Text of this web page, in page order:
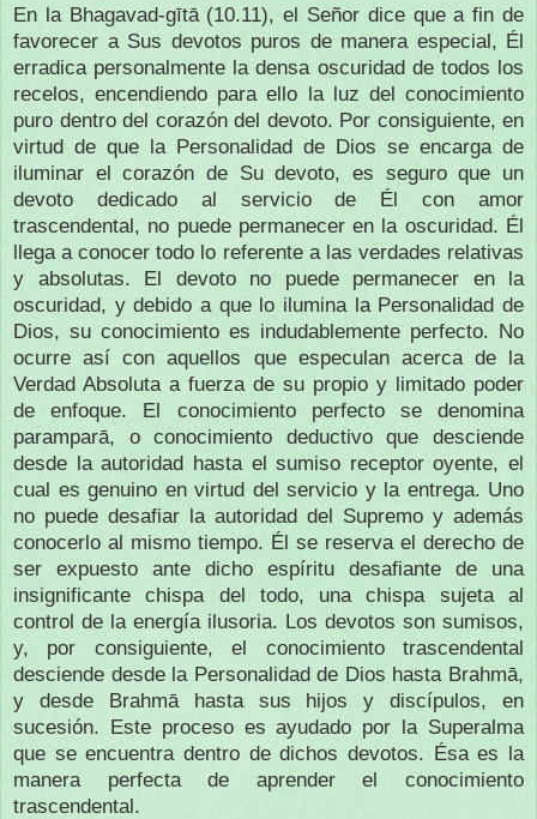
En la Bhagavad-gītā (10.11), el Señor dice que a fin de
favorecer a Sus devotos puros de manera especial, Él
erradica personalmente la densa oscuridad de todos los
recelos, encendiendo para ello la luz del conocimiento
puro dentro del corazón del devoto. Por consiguiente, en
virtud de que la Personalidad de Dios se encarga de
iluminar el corazón de Su devoto, es seguro que un
devoto dedicado al servicio de Él con amor
trascendental, no puede permanecer en la oscuridad. Él
llega a conocer todo lo referente a las verdades relativas
y absolutas. El devoto no puede permanecer en la
oscuridad, y debido a que lo ilumina la Personalidad de
Dios, su conocimiento es indudablemente perfecto. No
ocurre así con aquellos que especulan acerca de la
Verdad Absoluta a fuerza de su propio y limitado poder
de enfoque. El conocimiento perfecto se denomina
paramparā, o conocimiento deductivo que desciende
desde la autoridad hasta el sumiso receptor oyente, el
cual es genuino en virtud del servicio y la entrega. Uno
no puede desafiar la autoridad del Supremo y además
conocerlo al mismo tiempo. Él se reserva el derecho de
ser expuesto ante dicho espíritu desafiante de una
insignificante chispa del todo, una chispa sujeta al
control de la energía ilusoria. Los devotos son sumisos,
y, por consiguiente, el conocimiento trascendental
desciende desde la Personalidad de Dios hasta Brahmā,
y desde Brahmā hasta sus hijos y discípulos, en
sucesión. Este proceso es ayudado por la Superalma
que se encuentra dentro de dichos devotos. Ésa es la
manera perfecta de aprender el conocimiento
trascendental.